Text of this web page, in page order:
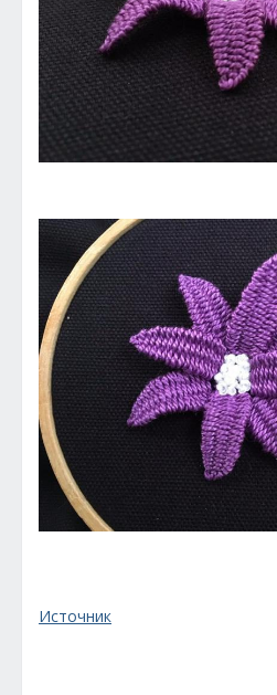
Источник